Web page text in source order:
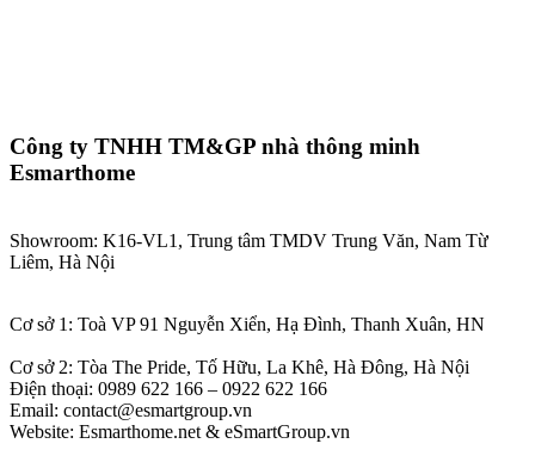
Công ty TNHH TM&GP nhà thông minh
Esmarthome
Showroom: K16-VL1, Trung tâm TMDV Trung Văn, Nam Từ
Liêm, Hà Nội
Cơ sở 1: Toà VP 91 Nguyễn Xiển, Hạ Đình, Thanh Xuân, HN
Cơ sở 2: Tòa The Pride, Tố Hữu, La Khê, Hà Đông, Hà Nội
Điện thoại: 0989 622 166 – 0922 622 166
Email: contact@esmartgroup.vn
Website: Esmarthome.net & eSmartGroup.vn